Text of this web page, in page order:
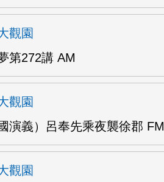
觀園
第272講 AM
觀園
演義）呂奉先乘夜襲徐郡 FM
觀園